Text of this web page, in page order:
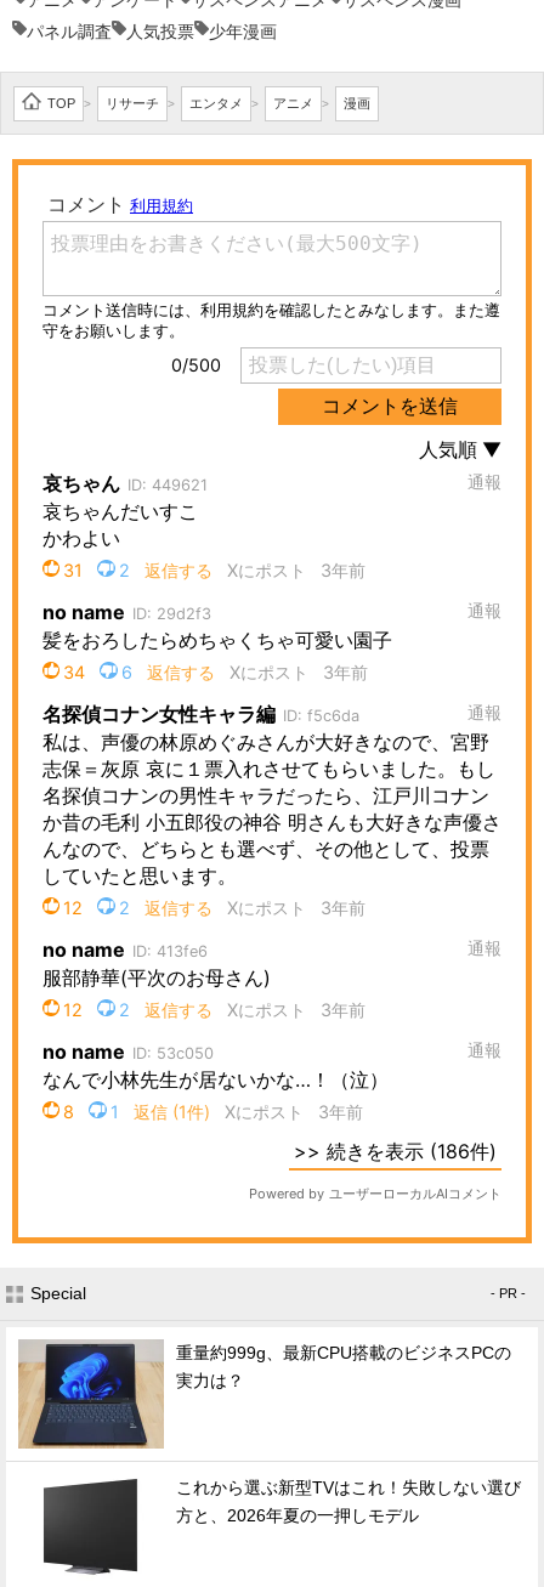
パネル調査
人気投票 少年漫画
TOP > リサーチ > エンタメ > アニメ > 漫画
Special - PR -
重量約999g、最新CPU搭載のビジネスPCの
実力は？
これから選ぶ新型TVはこれ！失敗しない選び
方と、2026年夏の一押しモデル